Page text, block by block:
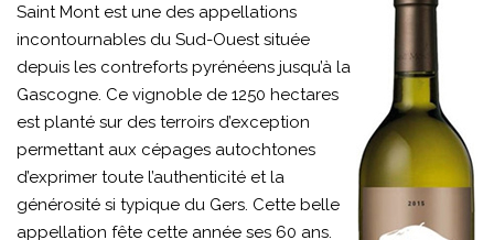
Saint Mont est une des appellations
incontournables du Sud-Ouest située
depuis les contreforts pyrénéens jusqu’à la
Gascogne. Ce vignoble de 1250 hectares
est planté sur des terroirs d’exception
permettant aux cépages autochtones
d’exprimer toute l’authenticité et la
générosité si typique du Gers. Cette belle
appellation fête cette année ses 60 ans.